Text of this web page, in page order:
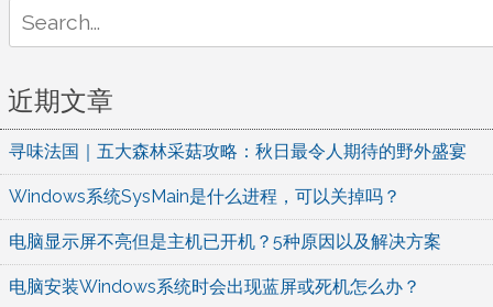
导
for:
近期文章
寻味法国｜五大森林采菇攻略：秋日最令人期待的野外盛宴
Windows系统SysMain是什么进程，可以关掉吗？
电脑显示屏不亮但是主机已开机？5种原因以及解决方案
电脑安装Windows系统时会出现蓝屏或死机怎么办？